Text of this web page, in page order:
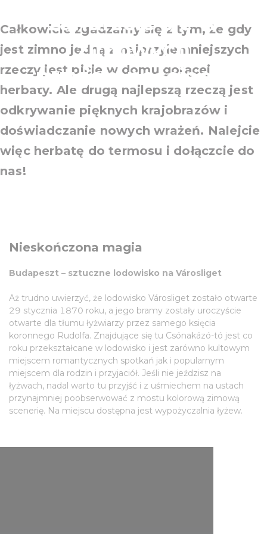
zanurzcie się w
zimowych
przyjemnościach!
Całkowicie zgadzamy się z tym, że gdy
jest zimno jedną z najprzyjemniejszych
rzeczy jest picie w domu gorącej
herbaty. Ale drugą najlepszą rzeczą jest
odkrywanie pięknych krajobrazów i
doświadczanie nowych wrażeń. Nalejcie
więc herbatę do termosu i dołączcie do
nas!
Nieskończona magia
Budapeszt – sztuczne lodowisko na Városliget
Aż trudno uwierzyć, że lodowisko Városliget zostało otwarte
29 stycznia 1870 roku, a jego bramy zostały uroczyście
otwarte dla tłumu łyżwiarzy przez samego księcia
koronnego Rudolfa. Znajdujące się tu Csónakázó-tó jest co
roku przekształcane w lodowisko i jest zarówno kultowym
miejscem romantycznych spotkań jak i popularnym
miejscem dla rodzin i przyjaciół. Jeśli nie jeździsz na
łyżwach, nadal warto tu przyjść i z uśmiechem na ustach
przynajmniej poobserwować z mostu kolorową zimową
scenerię. Na miejscu dostępna jest wypożyczalnia łyżew.